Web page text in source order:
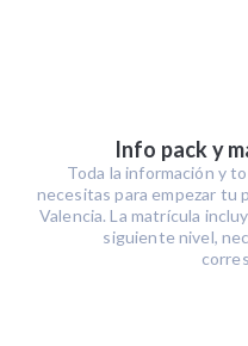
Info pack y
Toda la información y
necesitas para empezar tu
Valencia. La matrícula
siguiente nivel,